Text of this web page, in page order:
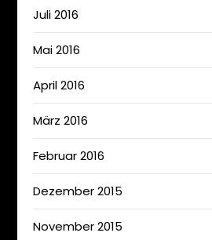
Juli 2016
Mai 2016
April 2016
März 2016
Februar 2016
Dezember 2015
November 2015